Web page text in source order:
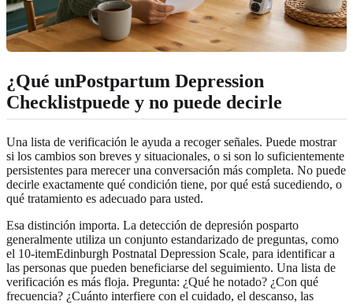
¿Qué unPostpartum Depression
Checklistpuede y no puede decirle
Una lista de verificación le ayuda a recoger señales. Puede mostrar
si los cambios son breves y situacionales, o si son lo suficientemente
persistentes para merecer una conversación más completa. No puede
decirle exactamente qué condición tiene, por qué está sucediendo, o
qué tratamiento es adecuado para usted.
Esa distinción importa. La detección de depresión posparto
generalmente utiliza un conjunto estandarizado de preguntas, como
el 10-itemEdinburgh Postnatal Depression Scale, para identificar a
las personas que pueden beneficiarse del seguimiento. Una lista de
verificación es más floja. Pregunta: ¿Qué he notado? ¿Con qué
frecuencia? ¿Cuánto interfiere con el cuidado, el descanso, las